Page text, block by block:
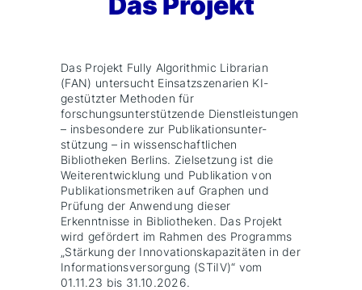
Das Projekt Fully Algorithmic Librarian
(FAN) untersucht Einsatzszenarien KI-
gestützter Methoden für
forschungsunterstützende Dienstleistungen
– insbesondere zur Publikationsunter­
stützung – in wissenschaftlichen
Bibliotheken Berlins. Zielsetzung ist die
Weiterentwicklung und Publikation von
Publikationsmetriken auf Graphen und
Prüfung der Anwendung dieser
Erkenntnisse in Bibliotheken. Das Projekt
wird gefördert im Rahmen des Programms
„Stärkung der Innovationskapazitäten in der
Informationsversorgung (STiIV)“ vom
01.11.23 bis 31.10.2026.